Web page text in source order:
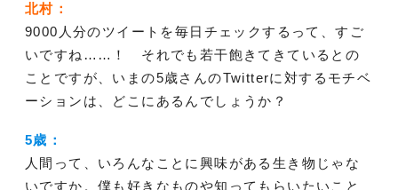
北村：
9000人分のツイートを毎日チェックするって、すご
いですね……！ それでも若干飽きてきているとの
ことですが、いまの5歳さんのTwitterに対するモチベ
ーションは、どこにあるんでしょうか？
5歳：
人間って、いろんなことに興味がある生き物じゃな
いですか。僕も好きなものや知ってもらいたいこと